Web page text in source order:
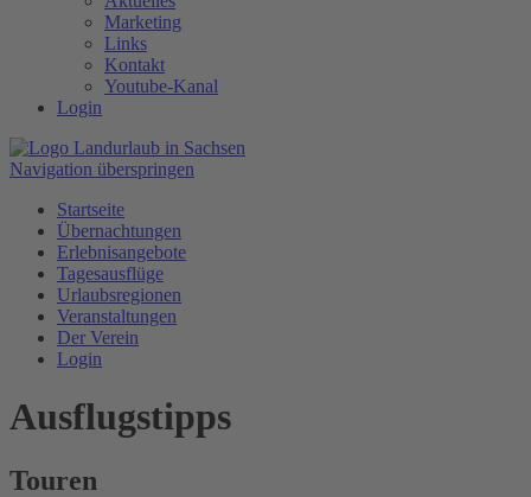
Marketing
Links
Kontakt
Youtube-Kanal
Login
Navigation überspringen
Startseite
Übernachtungen
Erlebnisangebote
Tagesausflüge
Urlaubsregionen
Veranstaltungen
Der Verein
Login
Ausflugstipps
Touren